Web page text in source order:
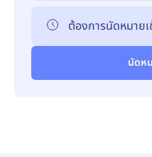
ต้องการนัดหมาย
นัดห